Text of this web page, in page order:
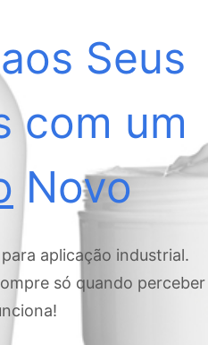
Seus
com um
Novo
aplicação industrial.
só quando perceber